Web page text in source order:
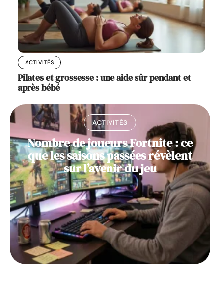
ACTIVITÉS
Nombre de joueurs Fortnite : ce
que les saisons passées révèlent
sur l’avenir du jeu
ACTIVITÉS
Pilates et grossesse : une aide sûr pendant et
après bébé